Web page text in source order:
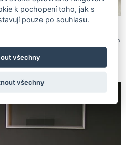
- Kateřina
1 072 195
k pochopení toho, jak s
pouze po souhlasu.
všechny
všechny